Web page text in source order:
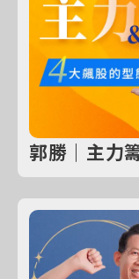
郭勝｜主力